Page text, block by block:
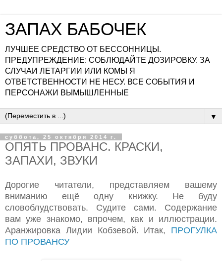
ЗАПАХ БАБОЧЕК
ЛУЧШЕЕ СРЕДСТВО ОТ БЕССОННИЦЫ.
ПРЕДУПРЕЖДЕНИЕ: СОБЛЮДАЙТЕ ДОЗИРОВКУ. ЗА
СЛУЧАИ ЛЕТАРГИИ ИЛИ КОМЫ Я
ОТВЕТСТВЕННОСТИ НЕ НЕСУ. ВСЕ СОБЫТИЯ И
ПЕРСОНАЖИ ВЫМЫШЛЕННЫЕ
▼
суббота, 25 октября 2014 г.
ОПЯТЬ ПРОВАНС. КРАСКИ,
ЗАПАХИ, ЗВУКИ
Дорогие читатели, представляем вашему
вниманию ещё одну книжку. Не буду
словоблудствовать. Судите сами. Содержание
вам уже знакомо, впрочем, как и иллюстрации.
Аранжировка Лидии Кобзевой. Итак, ПРОГУЛКА
ПО ПРОВАНСУ